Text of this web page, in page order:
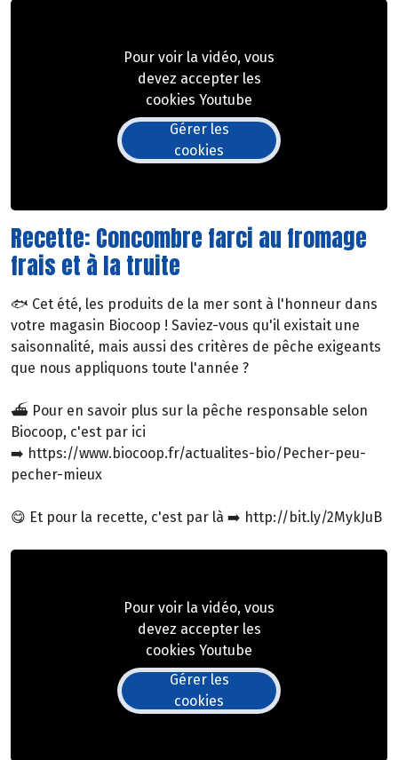
Pour voir la vidéo, vous
devez accepter les
cookies Youtube
Gérer les
cookies
Recette: Concombre farci au fromage
frais et à la truite
🐟 Cet été, les produits de la mer sont à l'honneur dans
votre magasin Biocoop ! Saviez-vous qu'il existait une
saisonnalité, mais aussi des critères de pêche exigeants
que nous appliquons toute l'année ?
⛴ Pour en savoir plus sur la pêche responsable selon
Biocoop, c'est par ici
➡️ https://www.biocoop.fr/actualites-bio/Pecher-peu-
pecher-mieux
😋 Et pour la recette, c'est par là ➡️ http://bit.ly/2MykJuB
Pour voir la vidéo, vous
devez accepter les
cookies Youtube
Gérer les
cookies